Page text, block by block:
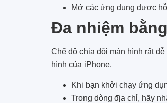
Mở các ứng dụng được
Đa nhiệm
Chế độ chia đôi màn hình rất
hình của iPhone.
Khi bạn khởi chạy ứng
Trong dòng địa chỉ, hãy